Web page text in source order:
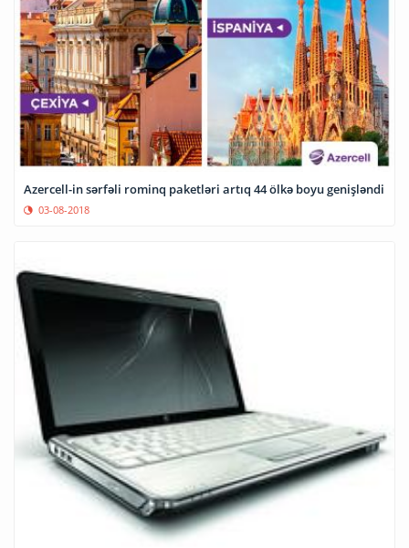
Azercell-in sərfəli rominq paketləri artıq 44 ölkə boyu genişləndi
03-08-2018